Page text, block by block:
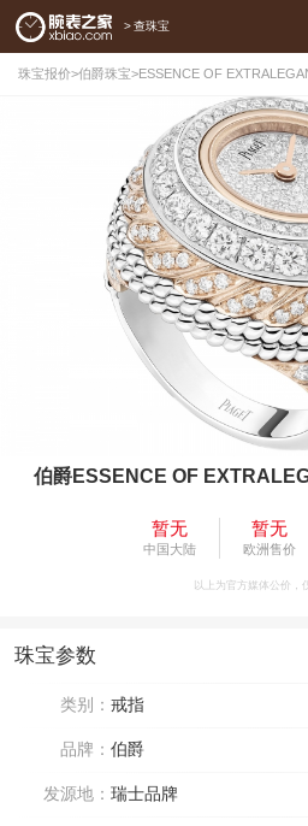
> 查珠宝
珠宝报价>伯爵珠宝>ESSENCE OF
伯爵ESSENCE OF
暂无
中国大陆
暂无
欧洲售价
以上为官方媒体公价，
珠宝参数
类别： 戒指
品牌： 伯爵
发源地： 瑞士品牌